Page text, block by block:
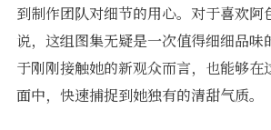
到制作团队对细节的用心。对于喜欢阿
说，这组图集无疑是一次值得细细品味
于刚刚接触她的新观众而言，也能够在
面中，快速捕捉到她独有的清甜气质。